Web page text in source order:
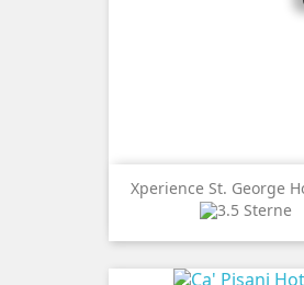
Xperience St. George